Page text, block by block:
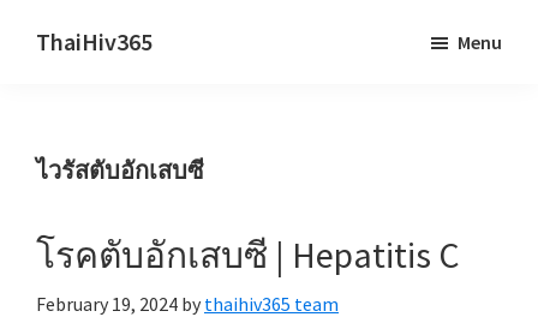
ThaiHiv365
behind.
Menu
ไวรัสตับอักเสบซี
โรคตับอักเสบซี | Hepatitis C
February 19, 2024 by thaihiv365 team